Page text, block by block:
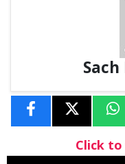
Click to